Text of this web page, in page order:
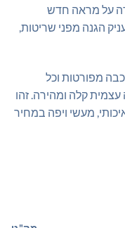
על מראה חדש
הגנה מפני שריטות,
מפורטות וכל
קלה ומהירה. זהו
מעשי ויפה במחיר